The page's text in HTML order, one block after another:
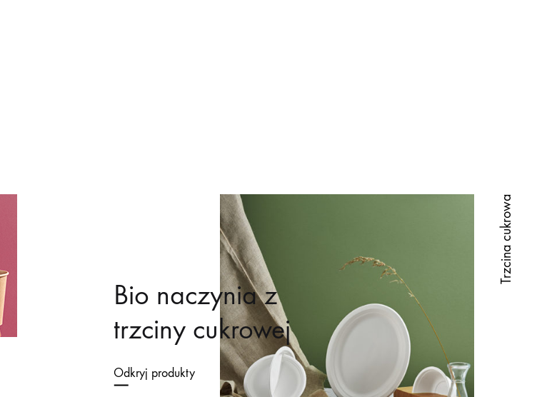
Trzcina cukrowa
Bio naczynia z
trzciny cukrowej
Odkryj produkty